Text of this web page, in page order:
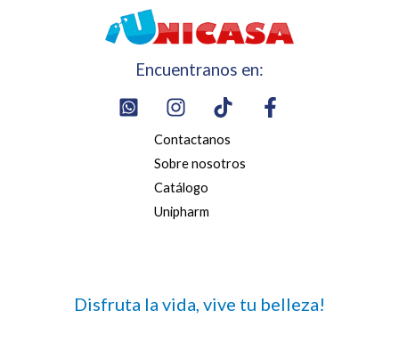
Encuentranos en:
Contactanos
Sobre nosotros
Catálogo
Unipharm
Disfruta la vida, vive tu belleza!